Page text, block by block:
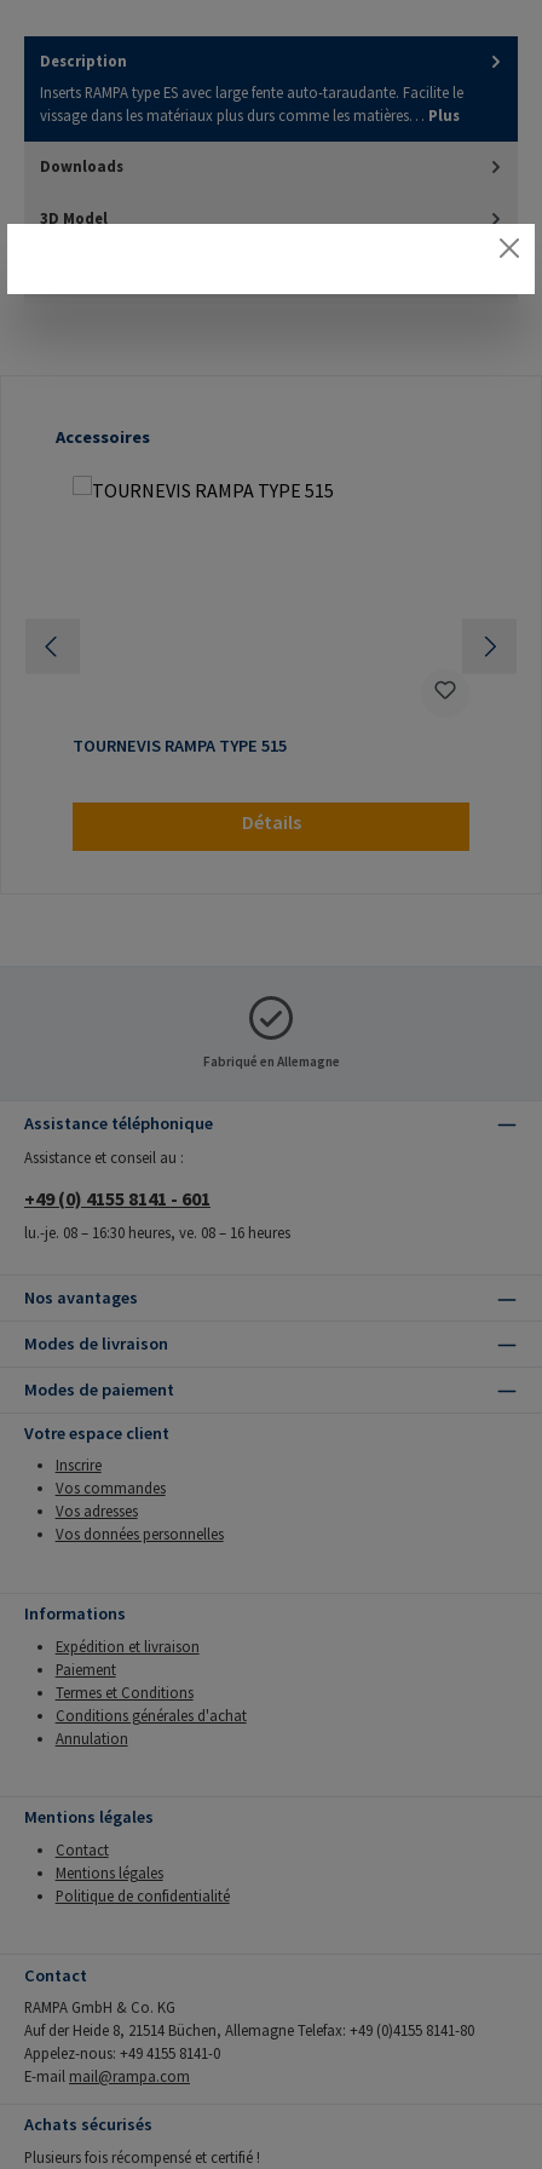
Description
Inserts RAMPA type ES avec large fente auto-taraudante. Facilite le
vissage dans les matériaux plus durs comme les matières… Plus
Downloads
3D Model
Ignorer la galerie de produits
Accessoires
TOURNEVIS RAMPA TYPE 515
Détails
Fabriqué en Allemagne
Assistance téléphonique
Assistance et conseil au :
+49 (0) 4155 8141 - 601
lu.-je. 08 – 16:30 heures, ve. 08 – 16 heures
Nos avantages
Modes de livraison
Modes de paiement
Votre espace client
Inscrire
Vos commandes
Vos adresses
Vos données personnelles
Informations
Expédition et livraison
Paiement
Termes et Conditions
Conditions générales d'achat
Annulation
Mentions légales
Contact
Mentions légales
Politique de confidentialité
Contact
RAMPA GmbH & Co. KG
Auf der Heide 8, 21514 Büchen, Allemagne Telefax: +49 (0)4155 8141-80
Appelez-nous: +49 4155 8141-0
E-mail mail@rampa.com
Achats sécurisés
Plusieurs fois récompensé et certifié !